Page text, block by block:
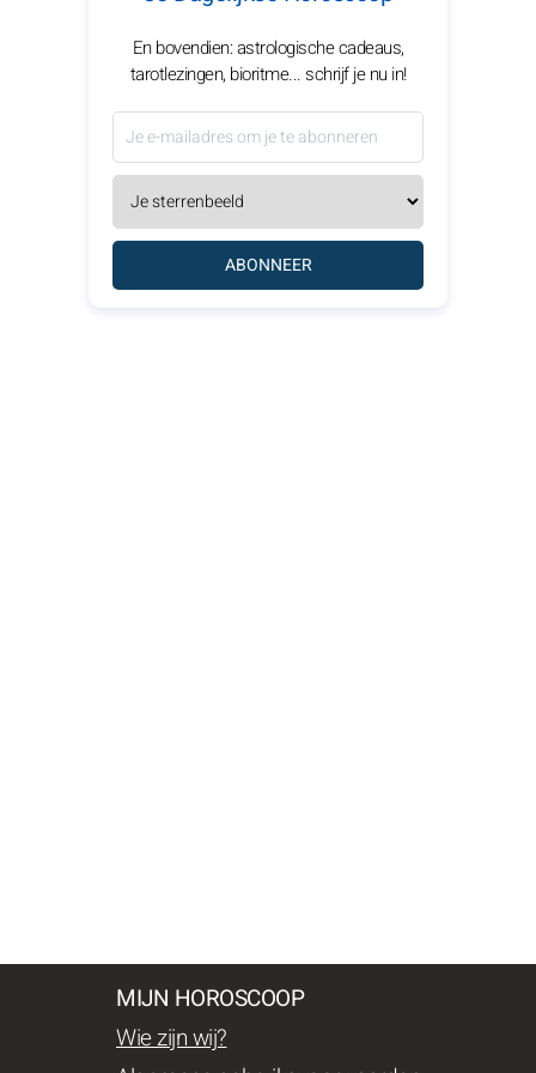
En bovendien: astrologische cadeaus,
tarotlezingen, bioritme... schrijf je nu in!
ABONNEER
MIJN HOROSCOOP
Wie zijn wij?